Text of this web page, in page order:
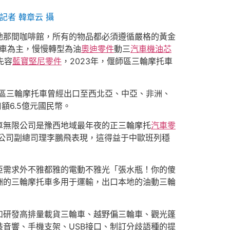
者 韓章云 攝
間咖啡館，所有的物品都必須遵循嚴格的黃金
為主，慢慢轉型為油奧迪零件動三汽車機油芯
容藍寶堅尼零件 ，2023年，偃師區三輪摩托車
輪摩托車曾經出口至西北亞、中亞、非洲、
6.5億元國民幣。
限公司是豫西地域最年夜的正三輪摩托汽車零
司副總司理李鵬飛表現，這得益于中歐班列穩
求外不雅都雅的電動不雅光「張水瓶！你的傻
三輪摩托車多用于運輸，出口本地的油動三輪
發高排量載貨三輪車、越野偏三輪車、觀光篷
響、手機支架、USB接口、制訂分歧語種的提